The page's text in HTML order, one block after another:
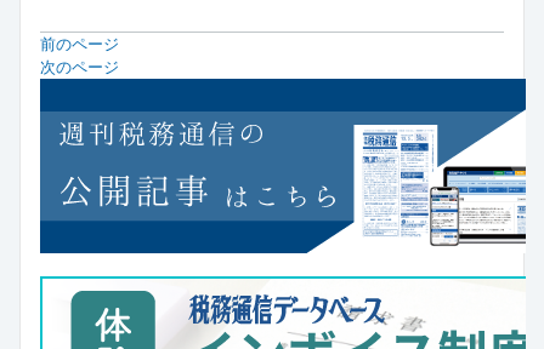
前のページ
次のページ